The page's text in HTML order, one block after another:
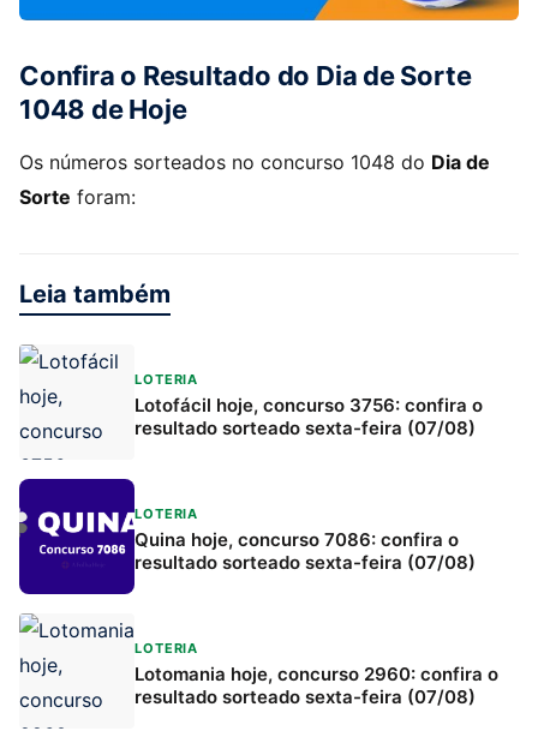
Confira o Resultado do Dia de Sorte
1048 de Hoje
Os números sorteados no concurso 1048 do Dia de
Sorte foram:
Leia também
LOTERIA
Lotofácil hoje, concurso 3756: confira o
resultado sorteado sexta-feira (07/08)
LOTERIA
Quina hoje, concurso 7086: confira o
resultado sorteado sexta-feira (07/08)
LOTERIA
Lotomania hoje, concurso 2960: confira o
resultado sorteado sexta-feira (07/08)